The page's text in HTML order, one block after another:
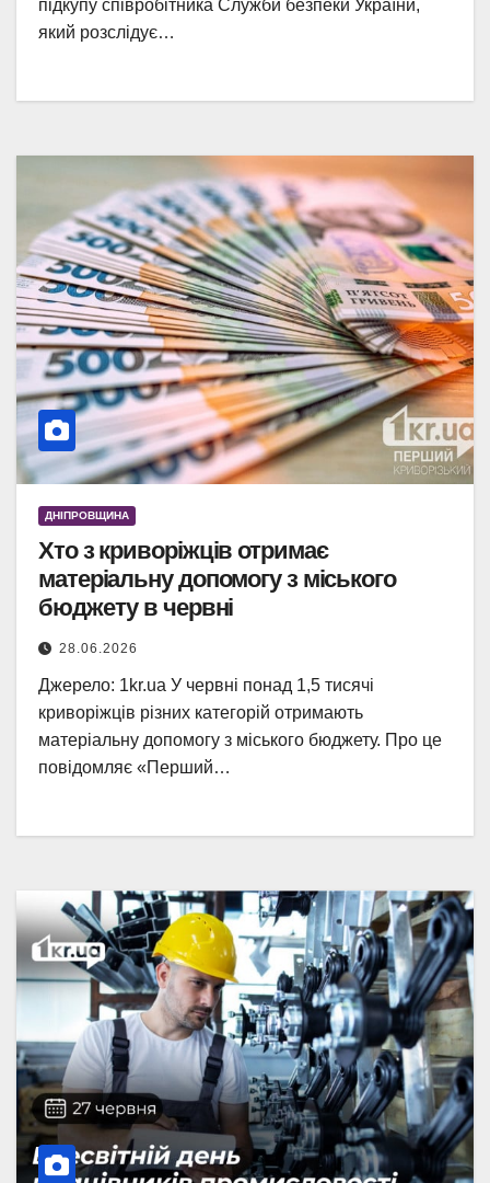
підкупу співробітника Служби безпеки України,
який розслідує…
ДНІПРОВЩИНА
Хто з криворіжців отримає
матеріальну допомогу з міського
бюджету в червні
28.06.2026
Джерело: 1kr.ua У червні понад 1,5 тисячі
криворіжців різних категорій отримають
матеріальну допомогу з міського бюджету. Про це
повідомляє «Перший…